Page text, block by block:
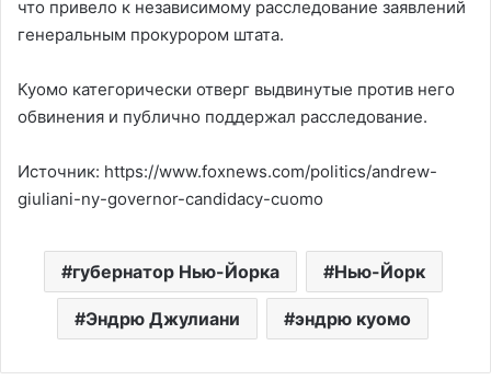
что привело к независимому расследование заявлений
генеральным прокурором штата.
Куомо категорически отверг выдвинутые против него
обвинения и публично поддержал расследование.
Источник: https://www.foxnews.com/politics/andrew-
giuliani-ny-governor-candidacy-cuomo
губернатор Нью-Йорка Нью-Йорк
Эндрю Джулиани эндрю куомо